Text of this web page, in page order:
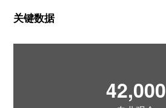
关键数据
42,000